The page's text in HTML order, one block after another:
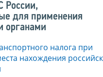
России,
для применения
органами
налога при
нахождения